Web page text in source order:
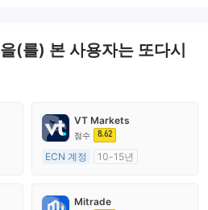
을(를) 본 사용자는 또다시
VT Markets
점수 8.62
ECN 계정
10-15년
외환 거래 라이선스 (MM)
Mitrade